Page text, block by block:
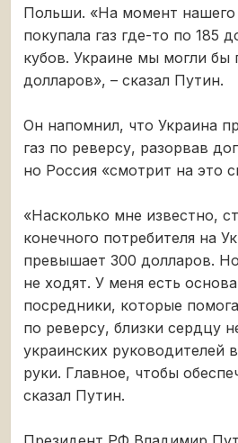
Польши. «На момент нашего
покупала газ где-то по 185
кубов. Украине мы могли бы
долларов», – сказал Путин.
Он напомнил, что Украина
газ по реверсу, разорвав
но Россия «смотрит на это
«Насколько мне известно,
конечного потребителя на
превышает 300 долларов.
не ходят. У меня есть
посредники, которые
по реверсу, близки сердцу
украинских руководителей
руки. Главное, чтобы
сказал Путин.